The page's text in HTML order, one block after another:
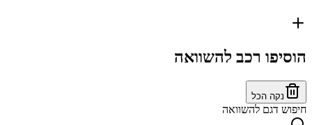
הוסיפו רכב להשוואה
נקה הכל
חיפוש דגם להשוואה